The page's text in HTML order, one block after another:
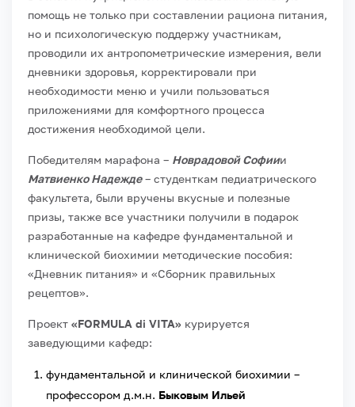
помощь не только при составлении рациона питания,
но и психологическую поддержу участникам,
проводили их антропометрические измерения, вели
дневники здоровья, корректировали при
необходимости меню и учили пользоваться
приложениями для комфортного процесса
достижения необходимой цели.
Победителям марафона – Новрадовой Софиии
Матвиенко Надежде– студенткам педиатрического
факультета, были вручены вкусные и полезные
призы, также все участники получили в подарок
разработанные на кафедре фундаментальной и
клинической биохимии методические пособия:
«Дневник питания» и «Сборник правильных
рецептов».
Проект «FORMULA di VITA» курируется
заведующими кафедр:
фундаментальной и клинической биохимии –
профессором д.м.н. Быковым Ильей